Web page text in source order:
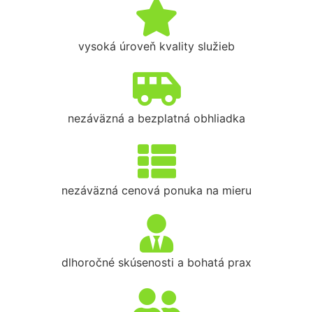
vysoká úroveň kvality služieb
nezáväzná a bezplatná obhliadka
nezáväzná cenová ponuka na mieru
dlhoročné skúsenosti a bohatá prax